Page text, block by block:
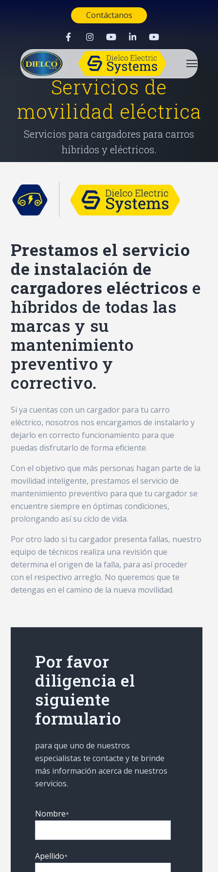
Contáctanos
Servicios de
movilidad eléctrica
Servicios para cargadores para carros
híbridos y eléctricos.
Prestamos el servicio
de instalación de
cargadores eléctricos e
híbridos de todas las
marcas y su
mantenimiento
preventivo y
correctivo.
Si ya cuentas con un cargador para tu carro
eléctrico, nosotros nos encargamos de instalarlo y
dejarlo en correcto funcionamiento para que
puedas disfrutarlo de forma eficiente.
Con el objetivo que más personas hagan parte de la
movilidad inteligente, prestamos el servicio de
mantenimiento preventivo para que tu cargador se
encuentre siempre en óptimas condiciones,
prolongando así su ciclo de vida.
Por otro lado si tu cargador presenta fallas, nuestro
equipo de técnicos realiza una revisión que
determina el origen de la falla, para así proceder
con el respectivo arreglo. No queremos que te
detengas en el camino de la nueva movilidad.
Por favor
diligencia el
siguiente
formulario
para que uno de nuestros
especialistas te contacte y te brinde
más información acerca de nuestros
servicios.
Nombre*
Apellido*